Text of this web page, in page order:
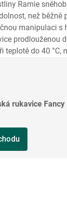
Ramie
než běžně
manipulaci s
prodlouženou
teplotě do 40 °C,
rukavice Fancy